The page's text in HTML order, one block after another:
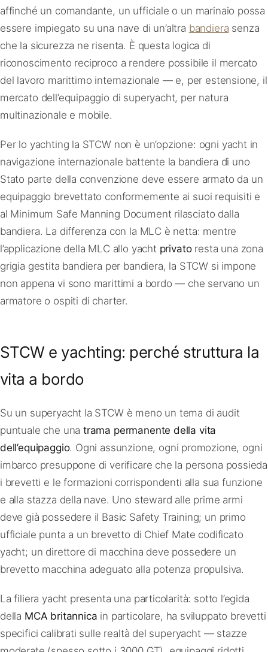
affinché un comandante, un ufficiale o un marinaio possa
essere impiegato su una nave di un’altra bandiera senza
che la sicurezza ne risenta. È questa logica di
riconoscimento reciproco a rendere possibile il mercato
del lavoro marittimo internazionale — e, per estensione, il
mercato dell’equipaggio di superyacht, per natura
multinazionale e mobile.
Per lo yachting la STCW non è un’opzione: ogni yacht in
navigazione internazionale battente la bandiera di uno
Stato parte della convenzione deve essere armato da un
equipaggio brevettato conformemente ai suoi requisiti e
al Minimum Safe Manning Document rilasciato dalla
bandiera. La differenza con la MLC è netta: mentre
l’applicazione della MLC allo yacht privatoresta una zona
grigia gestita bandiera per bandiera, la STCW si impone
non appena vi sono marittimi a bordo — che servano un
armatore o ospiti di charter.
STCW e yachting: perché struttura la
vita a bordo
Su un superyacht la STCW è meno un tema di audit
puntuale che unatrama permanente della vita
dell’equipaggio. Ogni assunzione, ogni promozione, ogni
imbarco presuppone di verificare che la persona possieda
i brevetti e le formazioni corrispondenti alla sua funzione
e alla stazza della nave. Uno steward alle prime armi
deve già possedere il Basic Safety Training; un primo
ufficiale punta a un brevetto di Chief Mate codificato
yacht; un direttore di macchina deve possedere un
brevetto macchina adeguato alla potenza propulsiva.
La filiera yacht presenta una particolarità: sotto l’egida
della MCA britannica in particolare, ha sviluppato brevetti
specifici calibrati sulle realtà del superyacht — stazze